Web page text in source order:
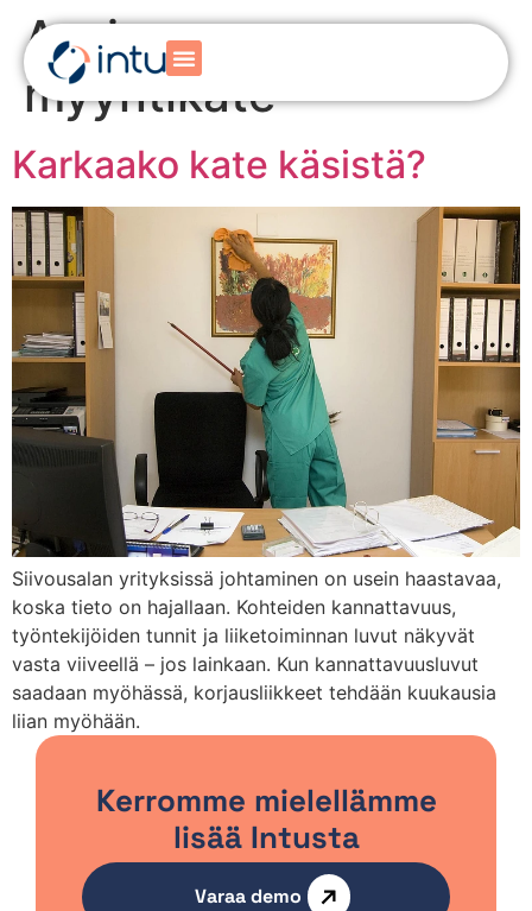
Avainsana:
myyntikate
Karkaako kate käsistä?
Siivousalan yrityksissä johtaminen on usein haastavaa,
koska tieto on hajallaan. Kohteiden kannattavuus,
työntekijöiden tunnit ja liiketoiminnan luvut näkyvät
vasta viiveellä – jos lainkaan. Kun kannattavuusluvut
saadaan myöhässä, korjausliikkeet tehdään kuukausia
liian myöhään.
Kerromme mielellämme
lisää Intusta
Varaa demo